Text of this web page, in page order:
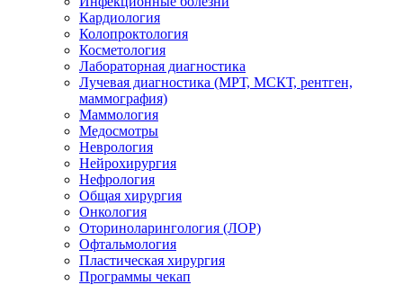
Кардиология
Колопроктология
Косметология
Лабораторная диагностика
Лучевая диагностика (МРТ, МСКТ, рентген,
маммография)
Маммология
Медосмотры
Неврология
Нейрохирургия
Нефрология
Общая хирургия
Онкология
Оториноларингология (ЛОР)
Офтальмология
Пластическая хирургия
Программы чекап